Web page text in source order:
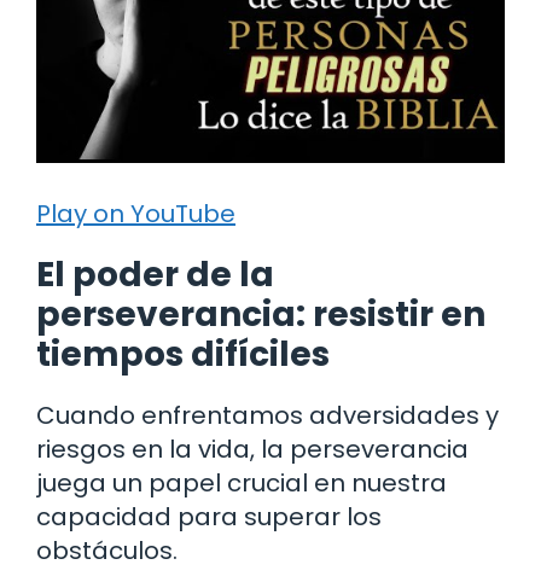
Play on YouTube
El poder de la
perseverancia: resistir en
tiempos difíciles
Cuando enfrentamos adversidades y
riesgos en la vida, la perseverancia
juega un papel crucial en nuestra
capacidad para superar los
obstáculos.